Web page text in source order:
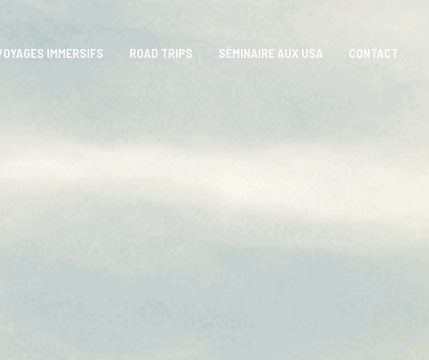
IMMERSIFS ROAD TRIPS SÉMINAIRE AUX USA CONTACT